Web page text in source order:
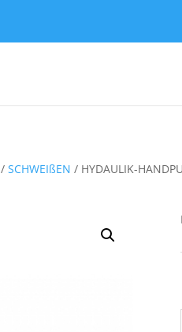
/ SCHWEIßEN / HYDAULIK-